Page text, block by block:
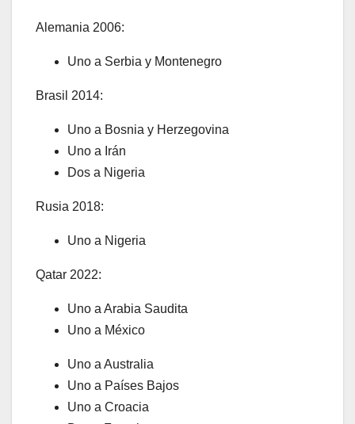
Alemania 2006:
Uno a Serbia y Montenegro
Brasil 2014:
Uno a Bosnia y Herzegovina
Uno a Irán
Dos a Nigeria
Rusia 2018:
Uno a Nigeria
Qatar 2022:
Uno a Arabia Saudita
Uno a México
Uno a Australia
Uno a Países Bajos
Uno a Croacia